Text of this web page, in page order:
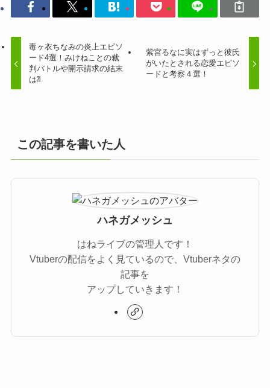
毒ヶ衣ちなみの炎上エピソ
ード4選！みけねことの裁
判バトルや開示請求の結末
は⁈
紫宮るなに実はずっと彼氏
がいたとされる恋愛エピソ
ードと考察４選！
この記事を書いた人
ハネガメッシュ
はねライブの管理人です！
Vtuberの配信をよく見ているので、Vtuberネタの
記事を
アップしていきます！